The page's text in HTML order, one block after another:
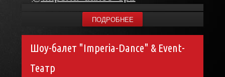
ПОДРОБНЕЕ
Шоу-балет "Imperia-Dance" & Event-
Театр